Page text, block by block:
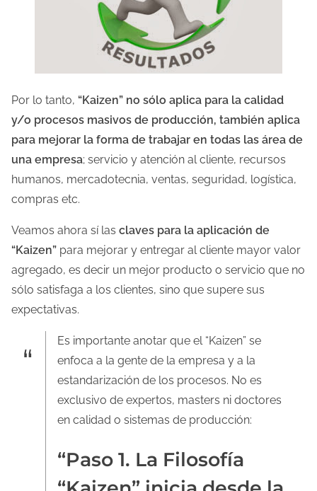
Por lo tanto, “Kaizen” no sólo aplica para la calidad
y/o procesos masivos de producción, también aplica
para mejorar la forma de trabajar en todas las área de
una empresa; servicio y atención al cliente, recursos
humanos, mercadotecnia, ventas, seguridad, logística,
compras etc.
Veamos ahora sí las claves para la aplicación de
“Kaizen” para mejorar y entregar al cliente mayor valor
agregado, es decir un mejor producto o servicio que no
sólo satisfaga a los clientes, sino que supere sus
expectativas.
Es importante anotar que el “Kaizen” se
enfoca a la gente de la empresa y a la
estandarización de los procesos. No es
exclusivo de expertos, masters ni doctores
en calidad o sistemas de producción:
“Paso 1. La Filosofía